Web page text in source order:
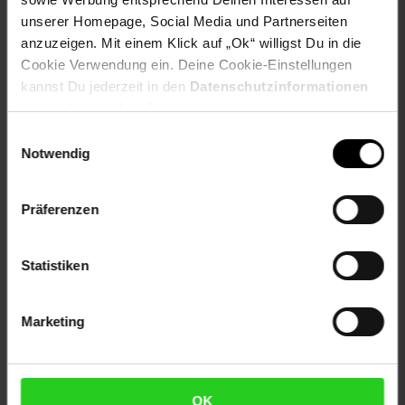
unserer Homepage, Social Media und Partnerseiten
anzuzeigen. Mit einem Klick auf „Ok“ willigst Du in die
Cookie Verwendung ein. Deine Cookie-Einstellungen
kannst Du jederzeit in den Datenschutzinformationen
ändern bzw. widerrufen.
Notwendig
Präferenzen
Statistiken
Marketing
OK
Artikelnummer: 2808617000
EAN: 4255829541500
Artikel gehört zur Kategorie:Geschirr & Gläser
Versandinformationen
Herstellerinformationen
Fußzeile
Weitere Online-Angebote
Netto Reisen TV-Shop Weinwelt